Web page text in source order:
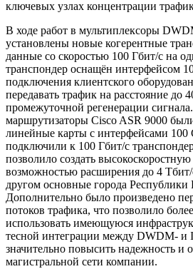
ключевых узлах концентрации
В ходе работ в мультиплексоры
установлены новые когерентные
данные со скоростью 100 Гбит/с на
транспондер оснащён интерфейсом
подключения клиентского
передавать трафик на расстояние до
промежуточной регенерации
маршрутизаторы Cisco ASR 9000
линейные карты с интерфейсами 100
подключили к 100 Гбит/с
позволило создать высокоскоростную
возможностью расширения до 4
другом основные города Республики
Дополнительно было произведено
потоков трафика, что позволило
использовать имеющуюся
тесной интеграции между DWDM- и
значительно повысить надежность и
магистральной сети компании.